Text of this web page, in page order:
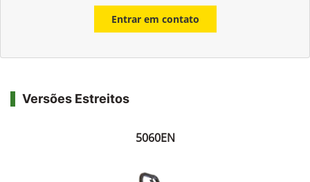
Entrar em contato
Versões Estreitos
5060EN